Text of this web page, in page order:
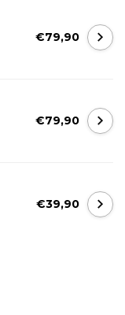
€79,90
€79,90
€39,90